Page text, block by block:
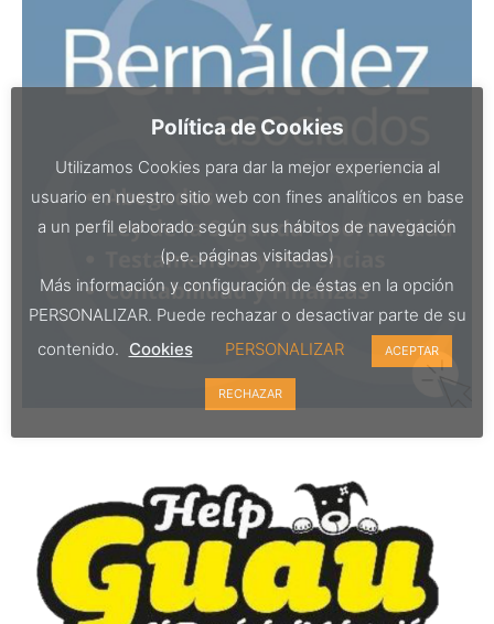
Política de Cookies
Utilizamos Cookies para dar la mejor experiencia al
usuario en nuestro sitio web con fines analíticos en base
a un perfil elaborado según sus hábitos de navegación
(p.e. páginas visitadas)
Más información y configuración de éstas en la opción
PERSONALIZAR. Puede rechazar o desactivar parte de su
contenido. Cookies PERSONALIZAR ACEPTAR
RECHAZAR